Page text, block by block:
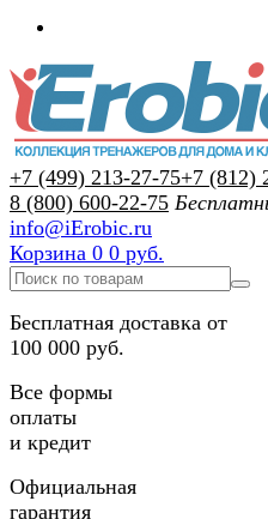
+7 (499) 213-27-75+7 (812)
8 (800) 600-22-75
info@iErobic.ru
Корзина 0 0 руб.
Бесплатная доставка от
100 000 руб.
Все формы
оплаты
и кредит
Официальная
гарантия